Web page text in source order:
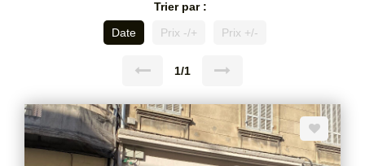
Trier par :
Date
Prix -/+ Prix +/-
1/1